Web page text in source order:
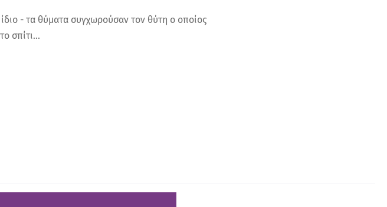
- τα θύματα συγχωρούσαν τον θύτη ο οποίος
σπίτι...